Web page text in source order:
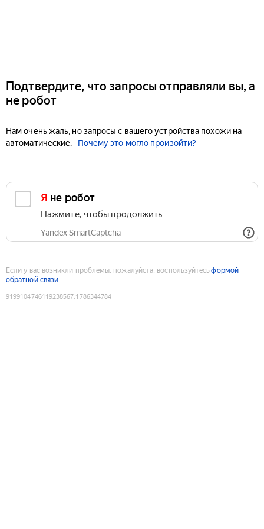
Подтвердите, что запросы отправляли вы, а
не робот
Нам очень жаль, но запросы с вашего устройства похожи на
автоматические.
Почему это могло произойти?
Я не робот
Нажмите, чтобы продолжить
Yandex SmartCaptcha
Если у вас возникли проблемы, пожалуйста, воспользуйтесьформой
обратной связи
9199104746119238567:1786344784